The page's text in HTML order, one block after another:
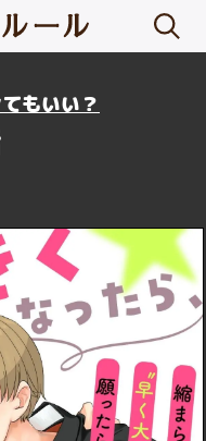
もいい？